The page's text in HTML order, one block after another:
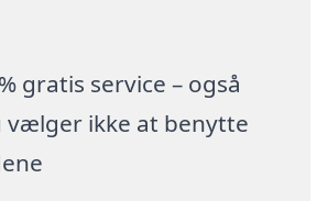
gratis service – også
vælger ikke at benytte